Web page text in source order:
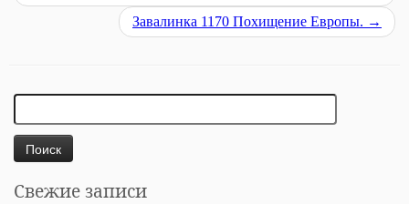
Завалинка 1170 Похищение Европы. →
Свежие записи